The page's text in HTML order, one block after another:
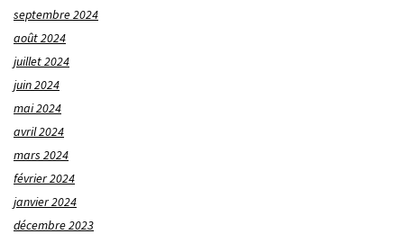
septembre 2024
août 2024
juillet 2024
juin 2024
mai 2024
avril 2024
mars 2024
février 2024
janvier 2024
décembre 2023